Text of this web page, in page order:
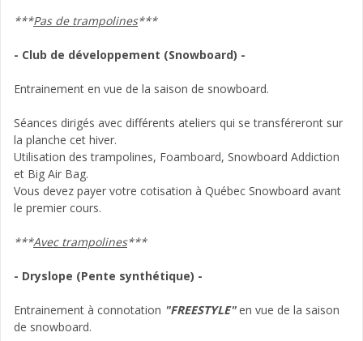
***Pas de trampolines***
- Club de développement (Snowboard) -
Entrainement en vue de la saison de snowboard.
Séances dirigés avec différents ateliers qui se transféreront sur
la planche cet hiver.
Utilisation des trampolines, Foamboard, Snowboard Addiction
et Big Air Bag.
Vous devez payer votre cotisation à Québec Snowboard avant
le premier cours.
***Avec trampolines***
- Dryslope (Pente synthétique) -
Entrainement à connotation "FREESTYLE"en vue de la saison
de snowboard.